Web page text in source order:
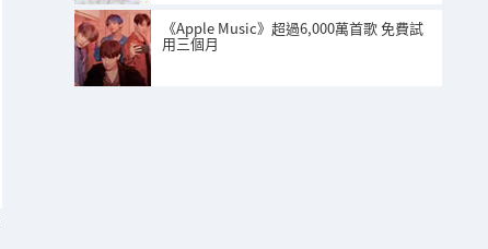
《Apple Music》超過6,000萬首歌 免費試
用三個月